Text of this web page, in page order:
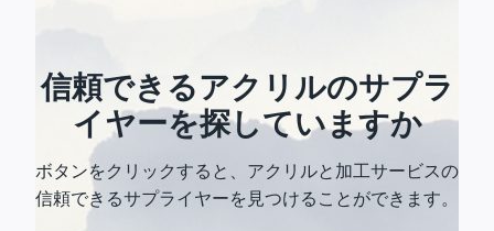
信頼できるアクリルのサプラ
イヤーを探していますか
ボタンをクリックすると、アクリルと加工サービスの
信頼できるサプライヤーを見つけることができます。